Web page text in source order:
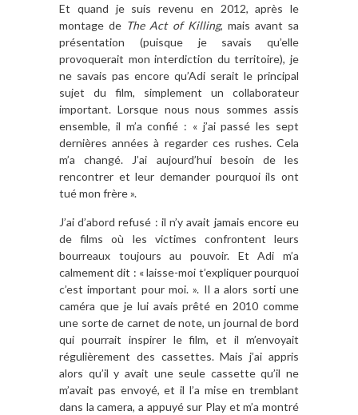
Et quand je suis revenu en 2012, après le
montage de The Act of Killing, mais avant sa
présentation (puisque je savais qu’elle
provoquerait mon interdiction du territoire), je
ne savais pas encore qu’Adi serait le principal
sujet du film, simplement un collaborateur
important. Lorsque nous nous sommes assis
ensemble, il m’a confié : « j’ai passé les sept
dernières années à regarder ces rushes. Cela
m’a changé. J’ai aujourd’hui besoin de les
rencontrer et leur demander pourquoi ils ont
tué mon frère ».
J’ai d’abord refusé : il n’y avait jamais encore eu
de films où les victimes confrontent leurs
bourreaux toujours au pouvoir. Et Adi m’a
calmement dit : « laisse-moi t’expliquer pourquoi
c’est important pour moi. ». Il a alors sorti une
caméra que je lui avais prêté en 2010 comme
une sorte de carnet de note, un journal de bord
qui pourrait inspirer le film, et il m’envoyait
régulièrement des cassettes. Mais j’ai appris
alors qu’il y avait une seule cassette qu’il ne
m’avait pas envoyé, et il l’a mise en tremblant
dans la camera, a appuyé sur Play et m’a montré